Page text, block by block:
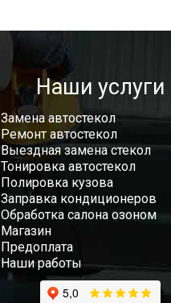
Наши услуги
Замена автостекол
Ремонт автостекол
Выездная замена стекол
Тонировка автостекол
Полировка кузова
Заправка кондиционеров
Обработка салона озоном
Магазин
Предоплата
Наши работы